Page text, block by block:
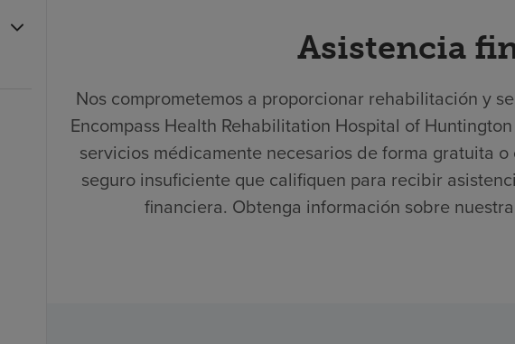
Asistencia
Nos comprometemos a proporcionar rehabilitación y
Encompass Health Rehabilitation Hospital of
servicios médicamente necesarios de forma gratuita
seguro insuficiente que califiquen para recibir
financiera. Obtenga información sobre